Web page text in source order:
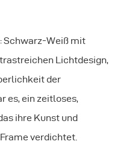
Schwarz-Weiß mit
Lichtdesign,
der
es, ein zeitloses,
ihre Kunst und
verdichtet.